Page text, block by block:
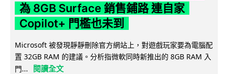
為 8GB Surface 銷售鋪路 連自家
Copilot+ 門檻也未到
Microsoft 被發現靜靜刪除官方網站上，對遊戲玩家要為電腦配
置 32GB RAM 的建議。分析指微軟同時新推出的 8GB RAM 入
門...
閱讀全文